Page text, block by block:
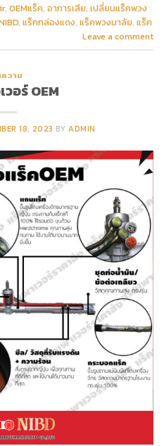
, OEMแร็ค, อาการเสีย, เปลี่ยนแร็คพวง
, แร็คกล่องแดง, แร็คพวงมาลัย, แร็ค
Leave a comment
วาม
อร์ OEM
18, 2023 BYADMIN